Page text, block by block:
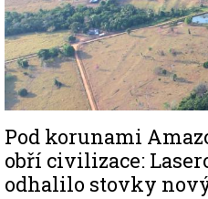
Pod korunami
obří civilizace:
odhalilo stovky